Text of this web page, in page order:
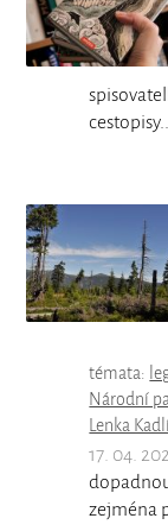
témata:
Národní
Lenka
17. 04.
zejména